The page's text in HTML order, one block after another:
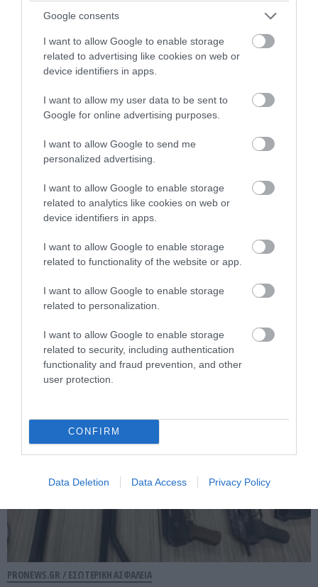
Google consents
I want to allow Google to enable storage
related to advertising like cookies on web or
device identifiers in apps.
I want to allow my user data to be sent to
Google for online advertising purposes.
I want to allow Google to send me
personalized advertising.
I want to allow Google to enable storage
related to analytics like cookies on web or
device identifiers in apps.
I want to allow Google to enable storage
related to functionality of the website or app.
I want to allow Google to enable storage
related to personalization.
I want to allow Google to enable storage
related to security, including authentication
functionality and fraud prevention, and other
user protection.
CONFIRM
Data Deletion Data Access Privacy Policy
παρουσία του στα επείγοντα
(φωτογραφίες)
07.08.2026 | 21:55
Φορτηγό «έφυγε» μόνο του και
Μαγνησία (φώτο)
PRONEWS.GR / ΕΣΩΤΕΡΙΚΗ ΑΣΦΑΛΕΙΑ